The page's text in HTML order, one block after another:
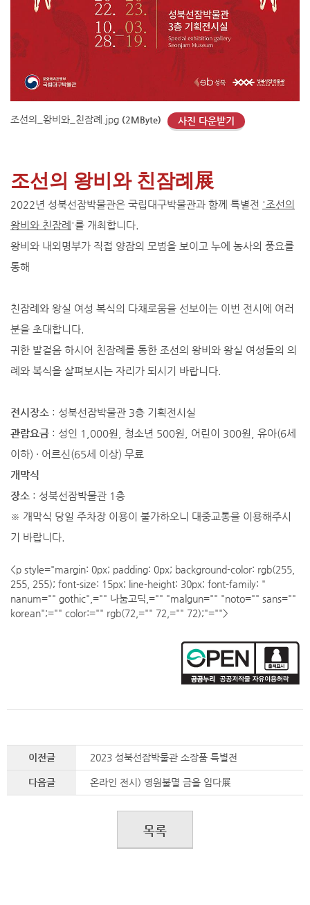
조선의_왕비와_친잠례.jpg (2MByte) 사진 다운받기
조선의 왕비와 친잠례展
2022년 성북선잠박물관은 국립대구박물관과 함께 특별전 '조선의
왕비와 친잠례 '를 개최합니다.
왕비와 내외명부가 직접 양잠의 모범을 보이고 누에 농사의 풍요를
통해
친잠례와 왕실 여성 복식의 다채로움을 선보이는 이번 전시에 여러
분을 초대합니다.
귀한 발걸음 하시어 친잠례를 통한 조선의 왕비와 왕실 여성들의 의
례와 복식을 살펴보시는 자리가 되시기 바랍니다.
전시장소 : 성북선잠박물관 3층 기획전시실
관람요금 : 성인 1,000원, 청소년 500원, 어린이 300원, 유아(6세
이하) · 어르신(65세 이상) 무료
개막식
장소 : 성북선잠박물관 1층
※ 개막식 당일 주차장 이용이 불가하오니 대중교통을 이용해주시
기 바랍니다.
<p style="margin: 0px; padding: 0px; background-color: rgb(255,
255, 255); font-size: 15px; line-height: 30px; font-family: "
nanum="" gothic",="" 나눔고딕,="" "malgun="" "noto="" sans=""
korean";="" color:="" rgb(72,="" 72,="" 72);"="">
이전글 2023 성북선잠박물관 소장품 특별전
다음글 온라인 전시) 영원불멸 금을 입다展
목록